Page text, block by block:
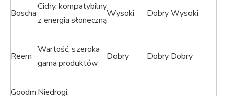
Boscha
Cichy, kompatybilny
z energią słoneczną
Wysoki DobryWysoki
Reem
Wartość, szeroka
gama produktów
Dobry Dobry Dobry
GoodmNiedrogi,